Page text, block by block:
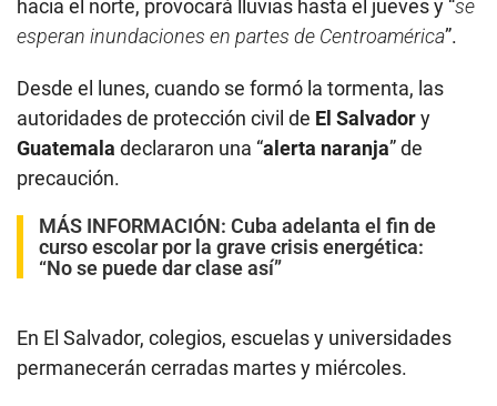
hacia el norte, provocará lluvias hasta el jueves y “se
esperan inundaciones en partes de Centroamérica”.
Desde el lunes, cuando se formó la tormenta, las
autoridades de protección civil de El Salvadory
Guatemala declararon una “alerta naranja” de
precaución.
MÁS INFORMACIÓN: Cuba adelanta el fin de
curso escolar por la grave crisis energética:
“No se puede dar clase así”
En El Salvador, colegios, escuelas y universidades
permanecerán cerradas martes y miércoles.